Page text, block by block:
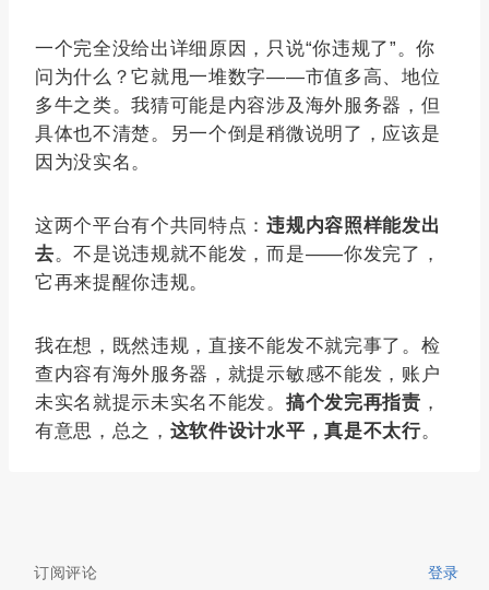
一个完全没给出详细原因，只说“你违规了”。你
问为什么？它就甩一堆数字——市值多高、地位
多牛之类。我猜可能是内容涉及海外服务器，但
具体也不清楚。另一个倒是稍微说明了，应该是
因为没实名。
这两个平台有个共同特点：违规内容照样能发出
去。不是说违规就不能发，而是——你发完了，
它再来提醒你违规。
我在想，既然违规，直接不能发不就完事了。检
查内容有海外服务器，就提示敏感不能发，账户
未实名就提示未实名不能发。 搞个发完再指责 ，
有意思，总之， 这软件设计水平，真是不太行。
订阅评论 登录